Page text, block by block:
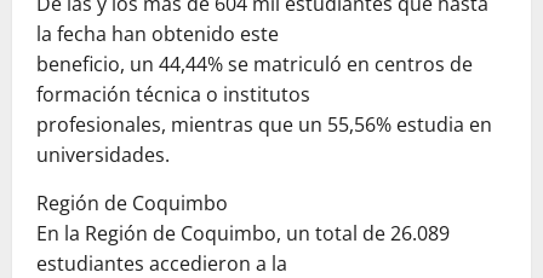
la fecha han obtenido este
beneficio, un 44,44% se matriculó en centros de
formación técnica o institutos
profesionales, mientras que un 55,56% estudia en
universidades.
Región de Coquimbo
En la Región de Coquimbo, un total de 26.089
estudiantes accedieron a la